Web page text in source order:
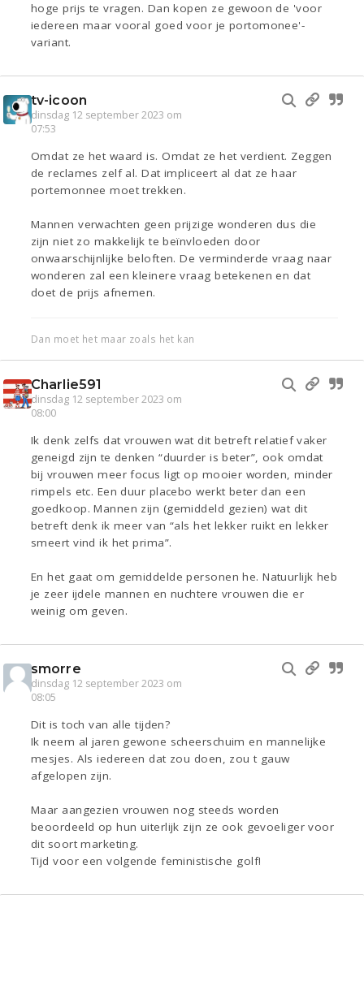
hoge prijs te vragen. Dan kopen ze gewoon de 'voor
iedereen maar vooral goed voor je portomonee'-
variant.
tv-icoon
dinsdag 12 september 2023 om
07:53
Omdat ze het waard is. Omdat ze het verdient. Zeggen
de reclames zelf al. Dat impliceert al dat ze haar
portemonnee moet trekken.
Mannen verwachten geen prijzige wonderen dus die
zijn niet zo makkelijk te beïnvloeden door
onwaarschijnlijke beloften. De verminderde vraag naar
wonderen zal een kleinere vraag betekenen en dat
doet de prijs afnemen.
Dan moet het maar zoals het kan
Charlie591
dinsdag 12 september 2023 om
08:00
Ik denk zelfs dat vrouwen wat dit betreft relatief vaker
geneigd zijn te denken “duurder is beter”, ook omdat
bij vrouwen meer focus ligt op mooier worden, minder
rimpels etc. Een duur placebo werkt beter dan een
goedkoop. Mannen zijn (gemiddeld gezien) wat dit
betreft denk ik meer van “als het lekker ruikt en lekker
smeert vind ik het prima”.
En het gaat om gemiddelde personen he. Natuurlijk heb
je zeer ijdele mannen en nuchtere vrouwen die er
weinig om geven.
smorre
dinsdag 12 september 2023 om
08:05
Dit is toch van alle tijden?
Ik neem al jaren gewone scheerschuim en mannelijke
mesjes. Als iedereen dat zou doen, zou t gauw
afgelopen zijn.
Maar aangezien vrouwen nog steeds worden
beoordeeld op hun uiterlijk zijn ze ook gevoeliger voor
dit soort marketing.
Tijd voor een volgende feministische golf!